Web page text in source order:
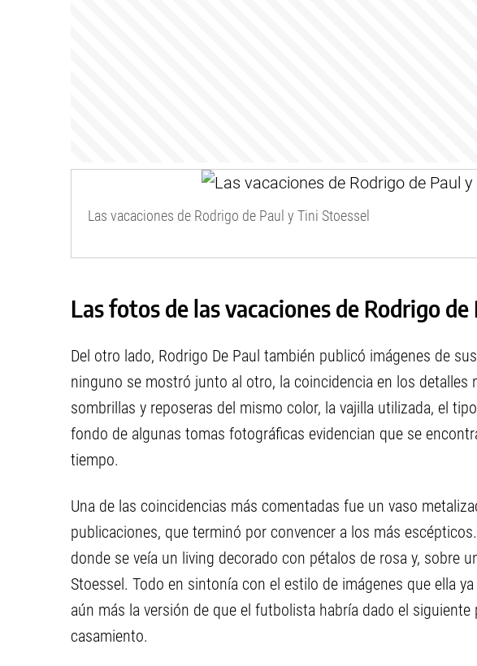
Las vacaciones de Rodrigo de Paul y Tini Stoessel
Las fotos de las vacaciones de Rodrigo
Del otro lado, Rodrigo De Paul también publicó imágenes de
ninguno se mostró junto al otro, la coincidencia en los detalles
sombrillas y reposeras del mismo color, la vajilla utilizada, el
fondo de algunas tomas fotográficas evidencian que se
tiempo.
Una de las coincidencias más comentadas fue un vaso
publicaciones, que terminó por convencer a los más
donde se veía un living decorado con pétalos de rosa y, sobre
Stoessel. Todo en sintonía con el estilo de imágenes que ella
aún más la versión de que el futbolista habría dado el
casamiento.